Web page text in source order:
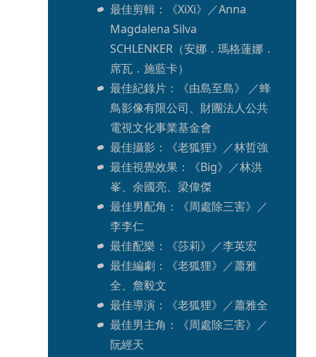
最佳剪輯：《XiXi》／Anna
Magdalena Silva
SCHLENKER（安娜．瑪格蓮娜．
席瓦．施藍卡）
最佳紀錄片：《由島至島》 ／蜂
鳥影像有限公司、財團法人公共
電視文化事業基金會
最佳攝影：《老狐狸》／林哲強
最佳視覺效果：《Big》／林洪
峯、余國亮、梁偉傑
最佳男配角：《周處除三害》／
李李仁
最佳配樂：《莎莉》／李英宏
最佳編劇：《老狐狸》／蕭雅
全、詹毅文
最佳導演：《老狐狸》／蕭雅全
最佳男主角：《周處除三害》／
阮經天